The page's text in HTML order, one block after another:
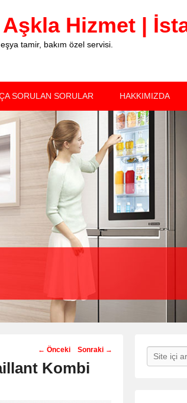
Hizmet |
tamir, bakım özel servisi.
SORULAN SORULAR HAKKIMIZDA
Post
navigation
← Önceki Sonraki →
Kombi
Search